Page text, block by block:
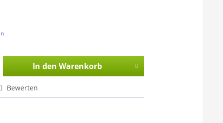
In den Warenkorb
Bewerten